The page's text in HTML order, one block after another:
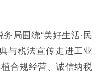
务局围绕“美好生活·民
与税法宣传走进工业
合规经营、诚信纳税